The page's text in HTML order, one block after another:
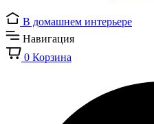
В домашнем интерьере
Навигация
0 Корзина